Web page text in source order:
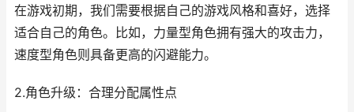
在游戏初期，我们需要根据自己的游戏风格和喜好，选择
适合自己的角色。比如，力量型角色拥有强大的攻击力，
速度型角色则具备更高的闪避能力。
2.角色升级：合理分配属性点